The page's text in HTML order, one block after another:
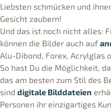
Liebsten schmücken und
Gesicht zaubern!
Und das ist noch nicht alles:
können die Bilder auch auf
Alu-Dibond, Forex, Acrylglas
So hast Du die Möglichkeit,
das am besten zum Stil des
sind digitale Bilddateien
Personen ihr einzigartiges